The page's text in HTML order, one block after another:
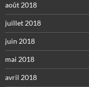
août 2018
juillet 2018
juin 2018
mai 2018
avril 2018